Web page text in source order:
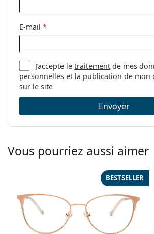
Sexe:
Catégorie:
Marque:
Levi´s
Code:
LV 1052 94B 21 51
E-mail *
J’accepte letraitement de mes
personnelles et la publication de mon
sur le site
Envoyer
Vous pourriez aussi aimer
BESTSELLER